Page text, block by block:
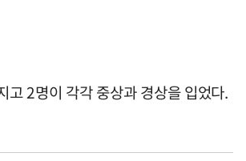
고 2명이 각각 중상과 경상을 입었다.